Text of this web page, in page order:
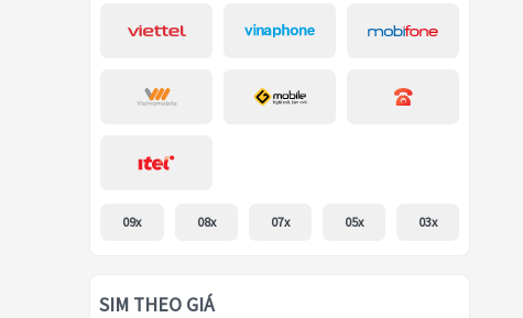
09x 08x 07x 05x 03x
SIM THEO GIÁ